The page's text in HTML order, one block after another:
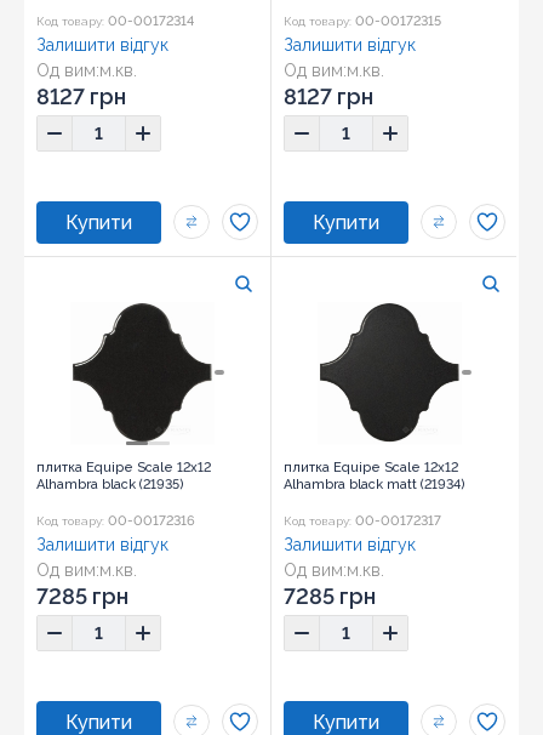
Код товару: 00-00172314
Од вим:м.кв.
Розмір:12x12
Залишити відгук
8127 грн
Код товару: 00-00172315
Од вим:м.кв.
Розмір:12x12
Залишити відгук
8127 грн
плитка Equipe Scale 12x12
Alhambra black (21935)
Код товару: 00-00172316
Од вим:м.кв.
Розмір:12x12
Залишити відгук
7285 грн
плитка Equipe Scale 12x12
Alhambra black matt (21934)
Код товару: 00-00172317
Од вим:м.кв.
Розмір:12x12
Залишити відгук
7285 грн